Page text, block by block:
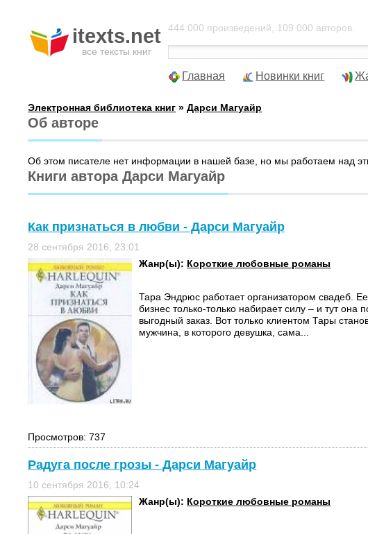
itexts.net
все тексты книг
444 000 произведений, 109 000 авторов.
Главная Новинки книг
Электронная библиотека книг »Дарси Магуайр
Об авторе
Об этом писателе нет информации в нашей базе, но мы работаем над
Книги автора Дарси Магуайр
Как признаться в любви - Дарси Магуайр
28 сентября 2016, 23:01
Жанр(ы): Короткие любовные романы
Тара Эндрюс работает организатором свадеб.
бизнес только-только набирает силу – и тут она
выгодный заказ. Вот только клиентом Тары
мужчина, в которого девушка, сама...
Просмотров: 737
Радуга после грозы - Дарси Магуайр
10 сентября 2016, 10:24
Жанр(ы): Короткие любовные романы